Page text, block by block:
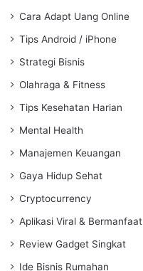
Cara Adapt Uang Online
Tips Android / iPhone
Strategi Bisnis
Olahraga & Fitness
Tips Kesehatan Harian
Mental Health
Manajemen Keuangan
Gaya Hidup Sehat
Cryptocurrency
Aplikasi Viral & Bermanfaat
Review Gadget Singkat
Ide Bisnis Rumahan